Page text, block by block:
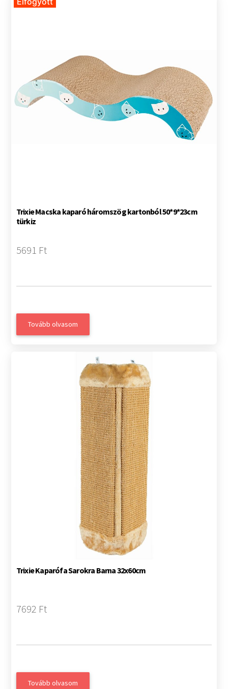
Trixie Macska kaparó háromszög kartonból 50*9*23cm
türkiz
5691 Ft
Tovább olvasom
Trixie Kaparófa Sarokra Barna 32x60cm
7692 Ft
Tovább olvasom